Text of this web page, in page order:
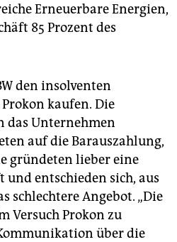
Erneuerbare Energien,
85 Prozent des
den insolventen
kaufen. Die
das Unternehmen
auf die Barauszahlung,
gründeten lieber eine
und entschieden sich, aus
schlechtere Angebot. „Die
Versuch Prokon zu
über die